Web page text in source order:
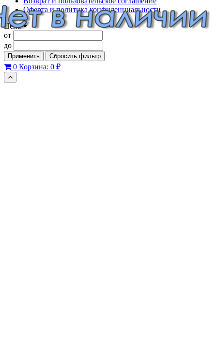
Оферта и политика конфиденциальности
Цена
от
до
Применить Сбросить фильтр
0 Корзина: 0 ₽